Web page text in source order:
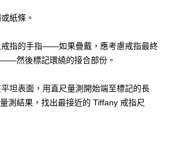
紙條。
戒指的手指——如果疊戴，應考慮戒指最終
然後標記環繞的接合部份。
坦表面，用直尺量測開始端至標記的長
測結果，找出最接近的 Tiffany 戒指尺